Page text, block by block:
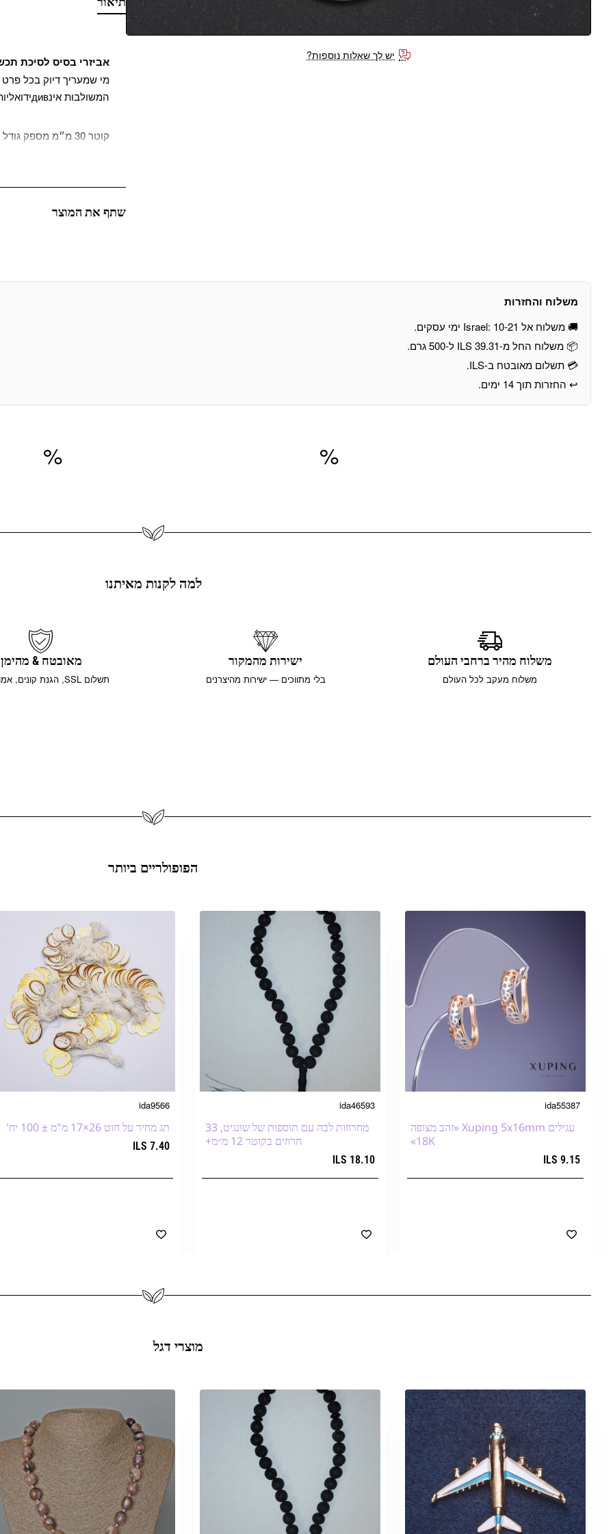
יש לך שאלות נוספות?
שתף את המוצר
אביזרי בסיס לסיכת
מי שמעריך דיוק בכל פרט
המשולבות אינдивידואליות, סגנון והוד של עבודת יד.
קוטר 30 מ״מ מספק
המינימליסטיות
אפשרויות לעיצוב
האמיצים ביותר וליצור
משלוח והחזרות
🚚 משלוח אל Israel: 10-21 ימי עסקים.
📦 משלוח החל מ-39.31 ILS ל-500 גרם.
💳 תשלום מאובטח ב-ILS.
↩️ החזרות תוך 14 ימים.
%
%
למה לקנות מאיתנו
משלוח מהיר ברחבי העולם
משלוח מעקב לכל העולם
ישירות מהמקור
בלי מתווכים — ישירות מהיצרנים
מאובטח & מהימן
תשלום SSL, הגנת קונים, אמון עולמי
הפופולריים ביותר
ida55387
עגילים Xuping 5x16mm «זהב מצופה
18K»
9.15 ILS
ida46593
מחרוזות לבה עם תוספות של שונגיט, 33
חרוזים בקוטר 12 מ״מ+
18.10 ILS
ida9566
תג מחיר על חוט 26×17 מ"מ ± 100 יח'
7.40 ILS
מוצרי דגל